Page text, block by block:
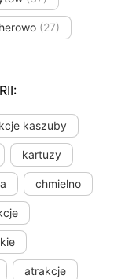
(27)
kaszuby
kartuzy
chmielno
atrakcje